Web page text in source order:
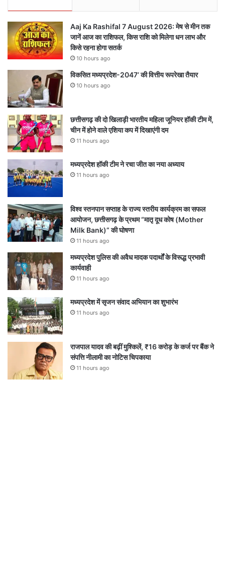
Aaj Ka Rashifal 7 August 2026: मेष से मीन तक
जानें आज का राशिफल, किस राशि को मिलेगा धन लाभ और
किसे रहना होगा सतर्क
10 hours ago
विकसित मध्यप्रदेश-2047’ की वित्तीय रूपरेखा तैयार
10 hours ago
छत्तीसगढ़ की दो खिलाड़ी भारतीय महिला जूनियर हॉकी टीम में,
चीन में होने वाले एशिया कप में दिखाएंगी दम
11 hours ago
मध्यप्रदेश हॉकी टीम ने रचा जीत का नया अध्याय
11 hours ago
विश्व स्तनपान सप्ताह के राज्य स्तरीय कार्यक्रम का सफल
आयोजन, छत्तीसगढ़ के प्रथम “मातृ दूध कोष (Mother
Milk Bank)” की घोषणा
11 hours ago
मध्यप्रदेश पुलिस की अवैध मादक पदार्थों के विरूद्ध प्रभावी
कार्यवाही
11 hours ago
मध्यप्रदेश में सृजन संवाद अभियान का शुभारंभ
11 hours ago
राजपाल यादव की बढ़ीं मुश्किलें, ₹16 करोड़ के कर्ज पर बैंक ने
संपत्ति नीलामी का नोटिस चिपकाया
11 hours ago